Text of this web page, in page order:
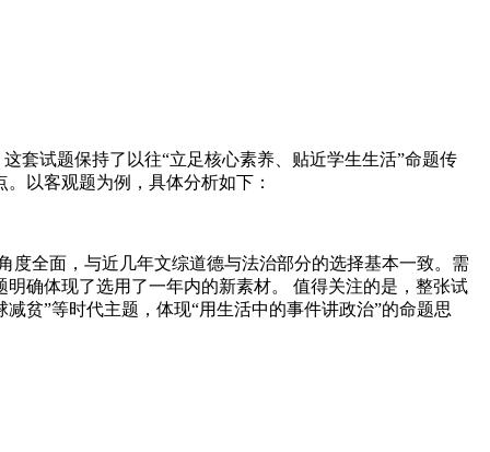
套试题保持了以往“立足核心素养、贴近学生生活”命题传
以客观题为例，具体分析如下：
度全面，与近几年文综道德与法治部分的选择基本一致。需
确体现了选用了一年内的新素材。 值得关注的是，整张试
贫”等时代主题，体现“用生活中的事件讲政治”的命题思